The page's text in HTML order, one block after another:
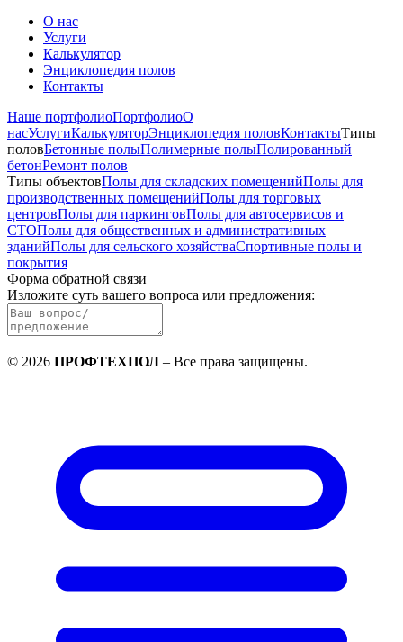
О нас
Услуги
Калькулятор
Энциклопедия полов
Контакты
Наше портфолиоПортфолиоО
насУслугиКалькуляторЭнциклопедия половКонтактыТипы
половБетонные полыПолимерные полыПолированный
бетонРемонт полов
Типы объектовПолы для складских помещенийПолы для
производственных помещенийПолы для торговых
центровПолы для паркинговПолы для автосервисов и
СТОПолы для общественных и административных
зданийПолы для сельского хозяйстваСпортивные полы и
покрытия
Форма обратной связи
Изложите суть вашего вопроса или предложения:
© 2026 ПРОФТЕХПОЛ – Все права защищены.